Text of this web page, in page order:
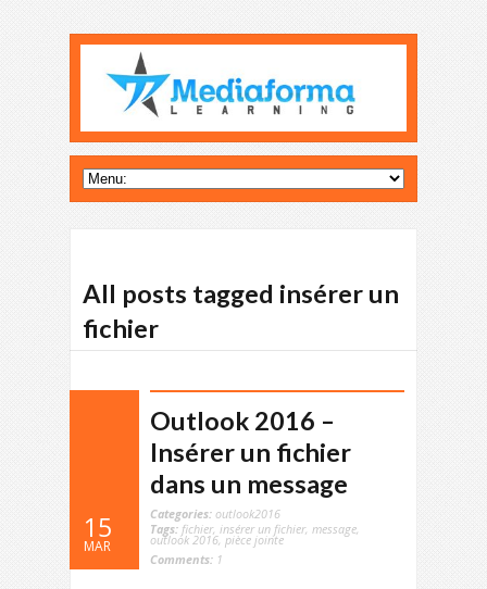
All posts tagged insérer un
fichier
15
MAR
Outlook 2016 –
Insérer un fichier
dans un message
Categories: outlook2016
Tags: fichier, insérer un fichier, message,
outlook 2016, pièce jointe
Comments: 1